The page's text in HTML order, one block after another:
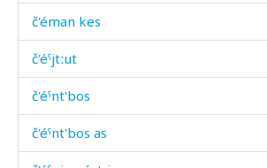
č'éman kes
č'éˤjtːut
č'éˤnt'bos
č'éˤnt'bos as